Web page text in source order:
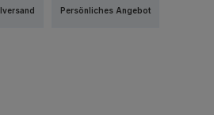
Persönliches Angebot